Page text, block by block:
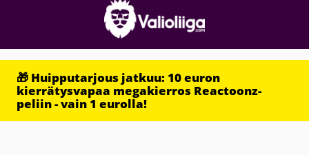
🎁 Huipputarjous jatkuu: 10 euron
kierrätysvapaa megakierros Reactoonz-
peliin - vain 1 eurolla!